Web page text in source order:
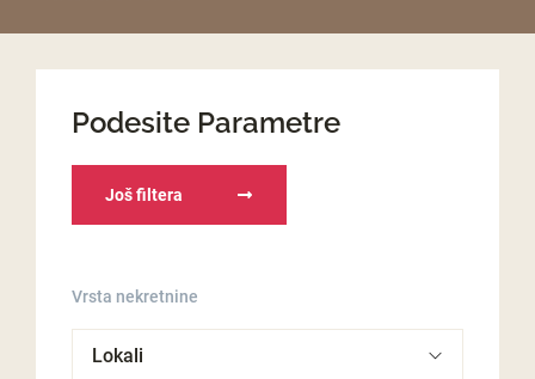
Podesite Parametre
Još filtera
Vrsta nekretnine